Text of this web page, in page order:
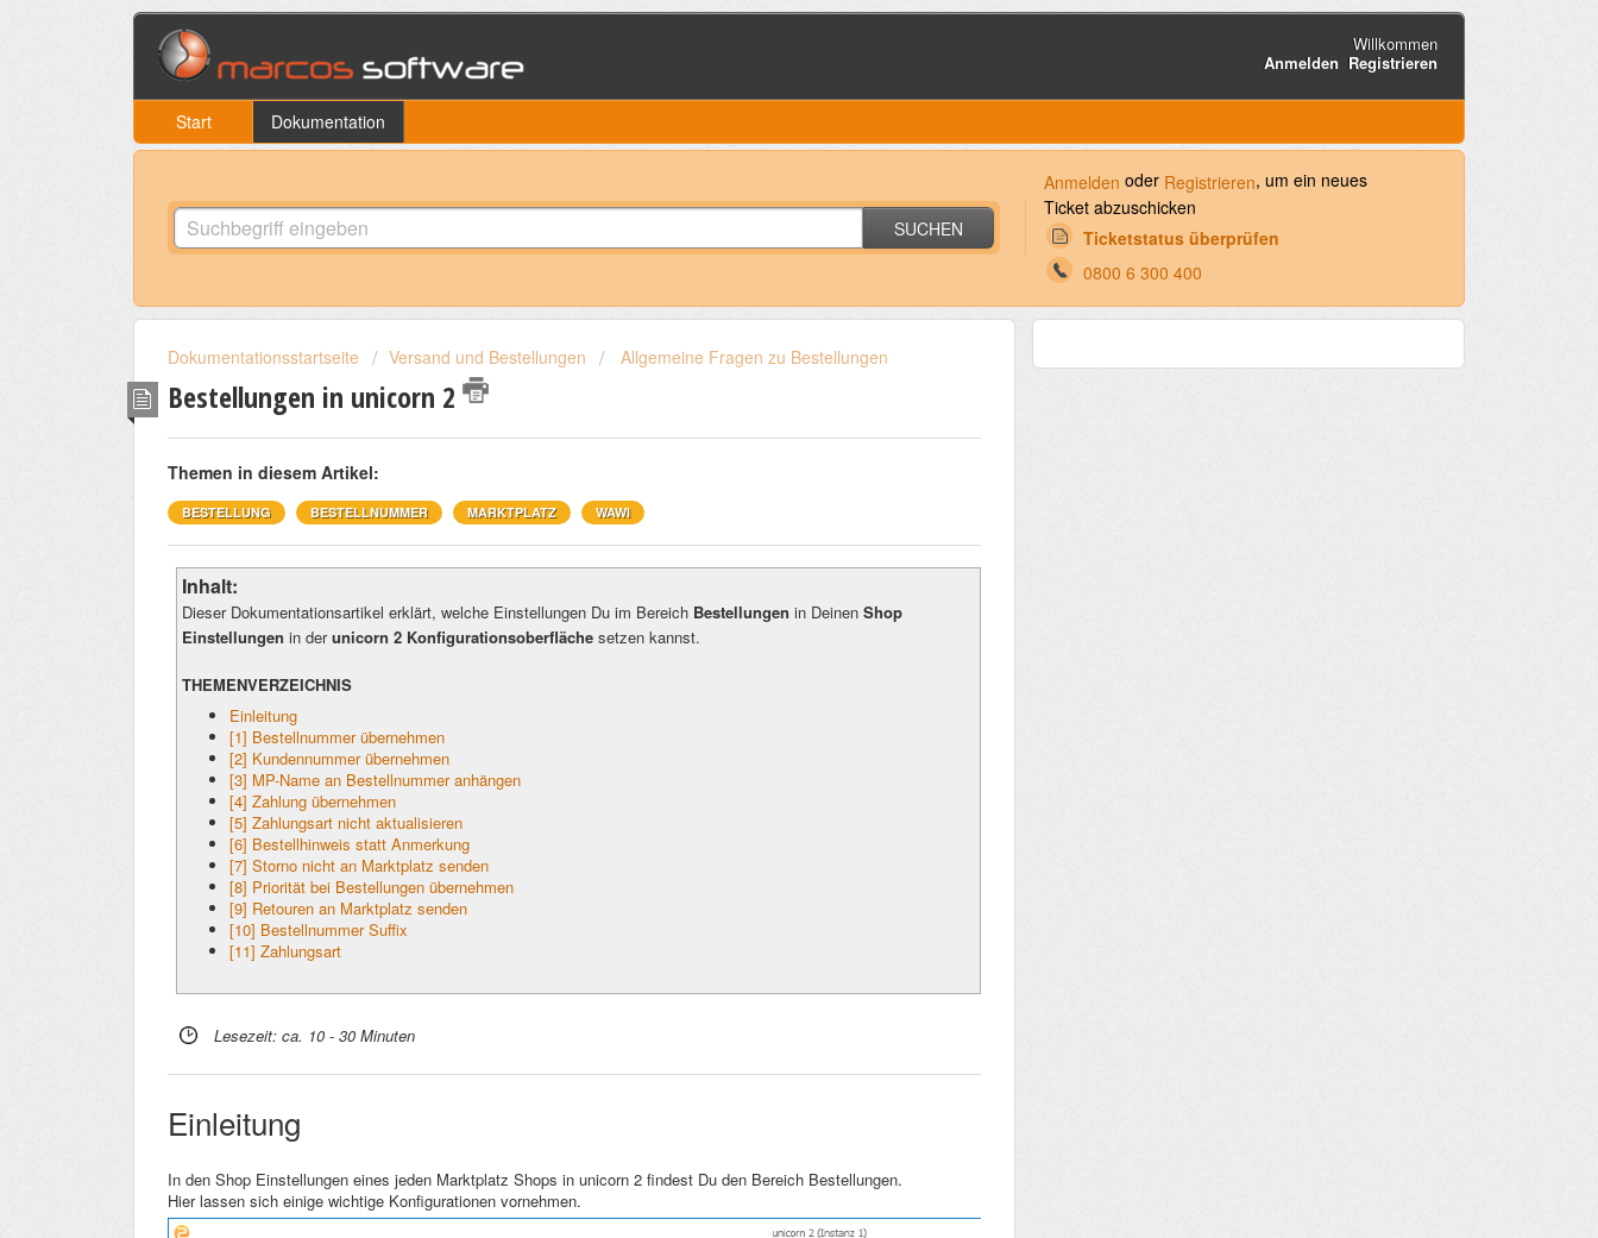
Willkommen
Anmelden Registrieren
Start Dokumentation
SUCHEN
Anmelden oder Registrieren, um ein neues
Ticket abzuschicken
Ticketstatus überprüfen
0800 6 300 400
Dokumentationsstartseite Versand und Bestellungen Allgemeine Fragen zu Bestellungen
Bestellungen in unicorn 2
Themen in diesem Artikel:
BESTELLUNG BESTELLNUMMER MARKTPLATZ WAWI
Inhalt:
Dieser Dokumentationsartikel erklärt, welche Einstellungen Du im Bereich Bestellungen in Deinen Shop
Einstellungen in derunicorn 2 Konfigurationsoberflächesetzen kannst.
THEMENVERZEICHNIS
Einleitung
[1] Bestellnummer übernehmen
[2] Kundennummer übernehmen
[3] MP-Name an Bestellnummer anhängen
[4] Zahlung übernehmen
[5] Zahlungsart nicht aktualisieren
[6] Bestellhinweis statt Anmerkung
[7] Storno nicht an Marktplatz senden
[8] Priorität bei Bestellungen übernehmen
[9] Retouren an Marktplatz senden
[10] Bestellnummer Suffix
[11] Zahlungsart
Lesezeit: ca. 10 - 30 Minuten
Einleitung
In den Shop Einstellungen eines jeden Marktplatz Shops in unicorn 2 findest Du den Bereich Bestellungen.
Hier lassen sich einige wichtige Konfigurationen vornehmen.